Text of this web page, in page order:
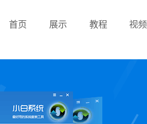
首页 展示 教程 视频